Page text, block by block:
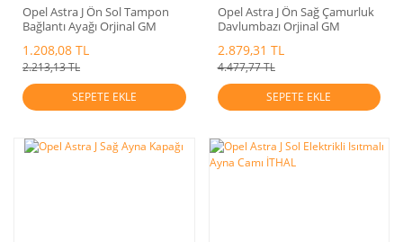
Opel Astra J Ön Sol Tampon
Bağlantı Ayağı Orjinal GM
1.208,08 TL
2.213,13 TL
SEPETE EKLE
Opel Astra J Ön Sağ Çamurluk
Davlumbazı Orjinal GM
2.879,31 TL
4.477,77 TL
SEPETE EKLE